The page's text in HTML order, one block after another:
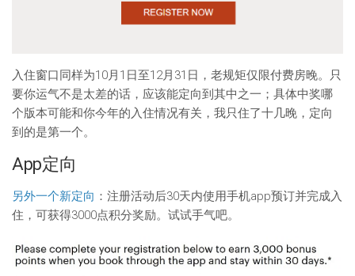
入住窗口同样为10月1日至12月31日，老规矩仅限付费房晚。只
要你运气不是太差的话，应该能定向到其中之一；具体中奖哪
个版本可能和你今年的入住情况有关，我只住了十几晚，定向
到的是第一个。
App定向
另外一个新定向 ：注册活动后30天内使用手机app预订并完成入
住，可获得3000点积分奖励。试试手气吧。